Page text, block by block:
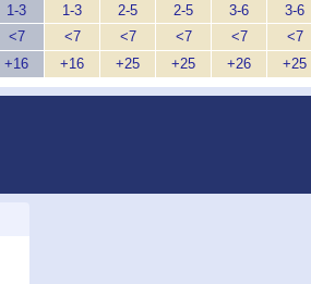
1-3
<7
+16
1-3
<7
+16
2-5
<7
+25
2-5
<7
+25
3-6
<7
+26
3-6
<7
+25